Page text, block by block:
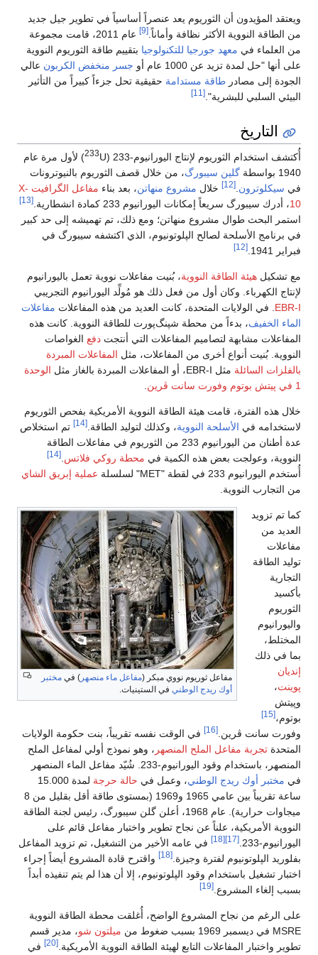
ويعتقد المؤيدون أن الثوريوم يعد عنصراً أساسياً في تطوير جيل جديد
من الطاقة النووية الأكثر نظافة وأماناً.[9]
عام 2011، قامت مجموعة
من العلماء في معهد جورجيا للتكنولوجيا بتقييم طاقة الثوريوم النووية
على أنها "حل لمدة تزيد عن 1000 عام أو
جسر منخفض الكربون عالي
الجودة إلى مصادر طاقة مستدامة حقيقية تحل جزءاً كبيراً من التأثير
البيئي السلبي للبشرية".[11]
التاريخ
أُكتشف استخدام الثوريوم لإنتاج اليورانيوم-233 ( 233U) لأول مرة عام
1940 بواسطة
گلين سيبورگ، من خلال قصف الثوريوم بالنيوترونات
في سيكلوترون [12] خلال مشروع منهاتن، بعد بناء
مفاعل الگرافيت X-
10، أدرك سيبورگ سريعاً إمكانات اليورانيوم 233 كمادة انشطارية. [13]
استمر البحث طوال مشروع منهاتن؛ ومع ذلك، تم تهميشه إلى حد كبير
في برنامج الأسلحة لصالح الپلوتونيوم، الذي اكتشفه سيبورگ في
فبراير 1941.
[12]
مع تشكيل هيئة الطاقة النووية، بُنيت مفاعلات نووية تعمل باليورانيوم
لإنتاج الكهرباء. وكان أول من فعل ذلك هو مُولِّد اليورانيوم التجريبي
EBR-I . في الولايات المتحدة، كانت العديد من هذه المفاعلات مفاعلات
الماء الخفيف، بدءاً من محطة شپنگ‌پورت للطاقة النووية. كانت هذه
المفاعلات مشابهة لتصاميم المفاعلات التي أنتجت دفع الغواصات
النووية. بُنيت أنواع أخرى من المفاعلات، مثل المفاعلات المبردة
بالفلزات السائلة مثل EBR-I، أو المفاعلات المبردة بالغاز مثل
الوحدة
1 في پيتش بوتوم
وفورت سانت ڤرين
خلال هذه الفترة، قامت هيئة الطاقة النووية الأمريكية بفحص الثوريوم
لاستخدامه في الأسلحة النووية، وكذلك لتوليد الطاقة. [14]
تم استخلاص
عدة أطنان من اليورانيوم 233 من الثوريوم في مفاعلات الطاقة
النووية، وعولجت بعض هذه الكمية في محطة روكي فلاتس [14]
أُستخدم اليورانيوم 233 في لقطة "MET" لسلسلة
عملية إبريق الشاي
من التجارب النووية.
مفاعل ثوريوم نووي مبكر (مفاعل ماء منصهر ) في مختبر
أوك ريدج الوطني في الستينيات.
كما تم تزويد
العديد من
مفاعلات
توليد الطاقة
التجارية
بأكسيد
الثوريوم
واليورانيوم
المختلط،
بما في ذلك
إنديان
پوينت،
وپيتش
بوتوم،[15]
وفورت سانت ڤرين. [16]
في الوقت نفسه تقريباً، بنت حكومة الولايات
المتحدة تجربة مفاعل الملح المنصهر ، وهو نموذج أولي لمفاعل الملح
المنصهر، باستخدام وقود اليورانيوم-233. شُيّد مفاعل الماء المنصهر
في مختبر أوك ريدج الوطني، وعمل في حالة حرجة
لمدة 15.000
ساعة تقريباً بين عامي 1965 و1969 (بمستوى طاقة أقل بقليل من 8
ميجاوات حرارية). عام 1968، أعلن گلن سيبورگ، رئيس لجنة الطاقة
النووية الأمريكية، علناً عن نجاح تطوير واختبار مفاعل قائم على
اليورانيوم-233.
[17]
[18]
في عامه الأخير من التشغيل، تم تزويد المفاعل
بفلوريد الپلوتونيوم لفترة وجيزة. [18]
واقترح قادة المشروع أيضاً إجراء
اختبار تشغيل باستخدام وقود الپلوتونيوم، إلا أن هذا لم يتم تنفيذه أبداً
بسبب إلغاء المشروع. [19]
على الرغم من نجاح المشروع الواضح، أُغلقت محطة الطاقة النووية
MSRE في ديسمبر 1969 بسبب ضغوط من
ميلتون شو، مدير قسم
تطوير واختبار المفاعلات التابع لهيئة الطاقة النووية الأمريكية. [20]
في